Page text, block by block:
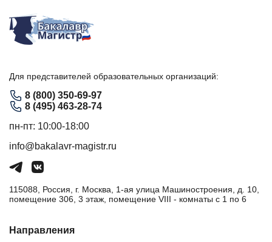
Для представителей образовательных организаций:
8 (800) 350-69-97
8 (495) 463-28-74
пн-пт: 10:00-18:00
info@bakalavr-magistr.ru
115088, Россия, г. Москва, 1-ая улица Машиностроения, д. 10,
помещение 306, 3 этаж, помещение VIII - комнаты с 1 по 6
Направления